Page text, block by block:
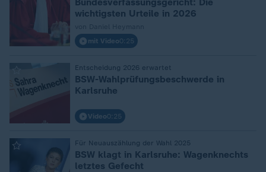
wichtigsten Urteile in 2026
mit Video0:25
Entscheidung 2026 erwartet
BSW-Wahlprüfungsbeschwerde in
Karlsruhe
Video0:25
Für Neuauszählung der Wahl 2025
BSW klagt in Karlsruhe: Wagenknechts
letztes Gefecht